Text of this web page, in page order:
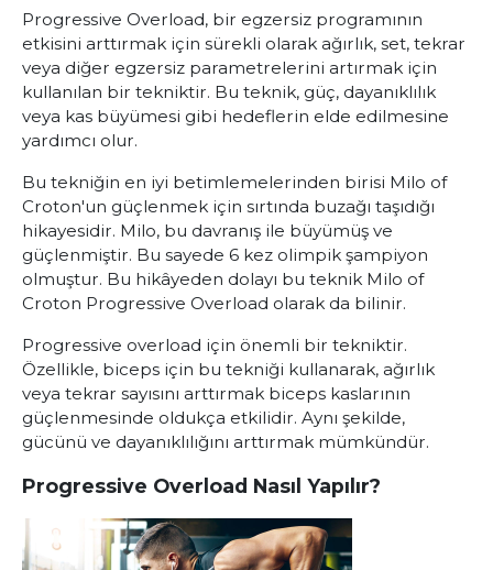
Progressive Overload, bir egzersiz programının
etkisini arttırmak için sürekli olarak ağırlık, set, tekrar
veya diğer egzersiz parametrelerini artırmak için
kullanılan bir tekniktir. Bu teknik, güç, dayanıklılık
veya kas büyümesi gibi hedeflerin elde edilmesine
yardımcı olur.
Bu tekniğin en iyi betimlemelerinden birisi Milo of
Croton'un güçlenmek için sırtında buzağı taşıdığı
hikayesidir. Milo, bu davranış ile büyümüş ve
güçlenmiştir. Bu sayede 6 kez olimpik şampiyon
olmuştur. Bu hikâyeden dolayı bu teknik Milo of
Croton Progressive Overload olarak da bilinir.
Progressive overload için önemli bir tekniktir.
Özellikle, biceps için bu tekniği kullanarak, ağırlık
veya tekrar sayısını arttırmak biceps kaslarının
güçlenmesinde oldukça etkilidir. Aynı şekilde,
gücünü ve dayanıklılığını arttırmak mümkündür.
Progressive Overload Nasıl Yapılır?